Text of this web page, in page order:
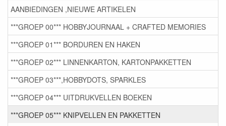
AANBIEDINGEN ,NIEUWE ARTIKELEN
***GROEP 00*** HOBBYJOURNAAL + CRAFTED MEMORIES
***GROEP 01*** BORDUREN EN HAKEN
***GROEP 02*** LINNENKARTON, KARTONPAKKETTEN
***GROEP 03***,HOBBYDOTS, SPARKLES
***GROEP 04*** UITDRUKVELLEN BOEKEN
***GROEP 05*** KNIPVELLEN EN PAKKETTEN